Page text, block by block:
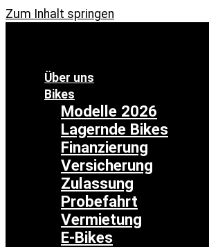
Zum Inhalt springen
Über uns
Bikes
Modelle 2026
Lagernde Bikes
Finanzierung
Versicherung
Zulassung
Probefahrt
Vermietung
E-Bikes